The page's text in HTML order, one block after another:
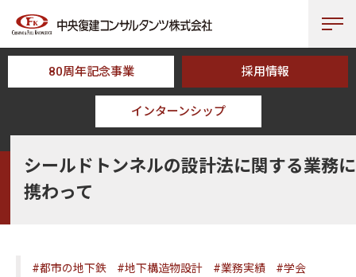
80周年記念事業 採用情報
インターンシップ
シールドトンネルの設計法に関する業務に携わって
シールドトンネルの設計法に関する業務に
携わって
#都市の地下鉄 #地下構造物設計 #業務実績
#学会